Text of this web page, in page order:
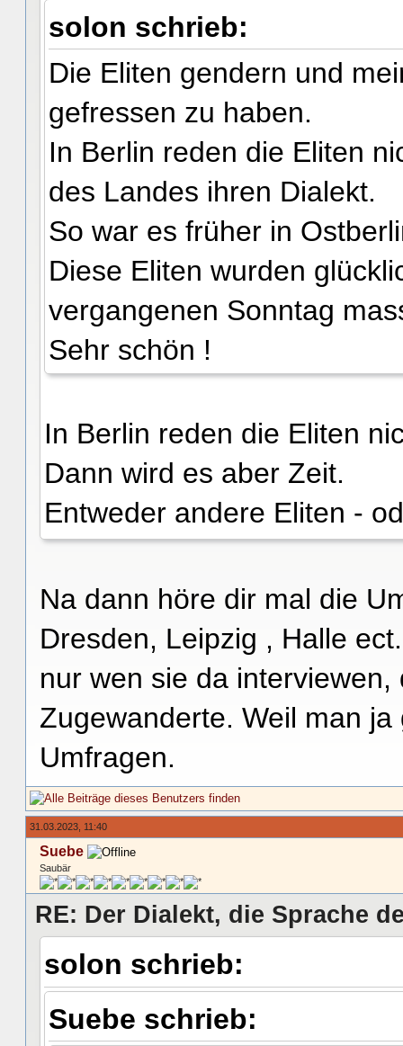
solon schrieb:
Die Eliten gendern und
gefressen zu haben.
In Berlin reden die Eliten
des Landes ihren Dialekt.
So war es früher in
Diese Eliten wurden
vergangenen Sonntag
Sehr schön !
In Berlin reden die Eliten
Dann wird es aber Zeit.
Entweder andere Eliten -
Na dann höre dir mal die
Dresden, Leipzig , Halle
nur wen sie da
Zugewanderte. Weil man
Umfragen.
31.03.2023, 11:40
Suebe
Saubär
RE: Der Dialekt, die Sprache
solon schrieb:
Suebe schrieb: